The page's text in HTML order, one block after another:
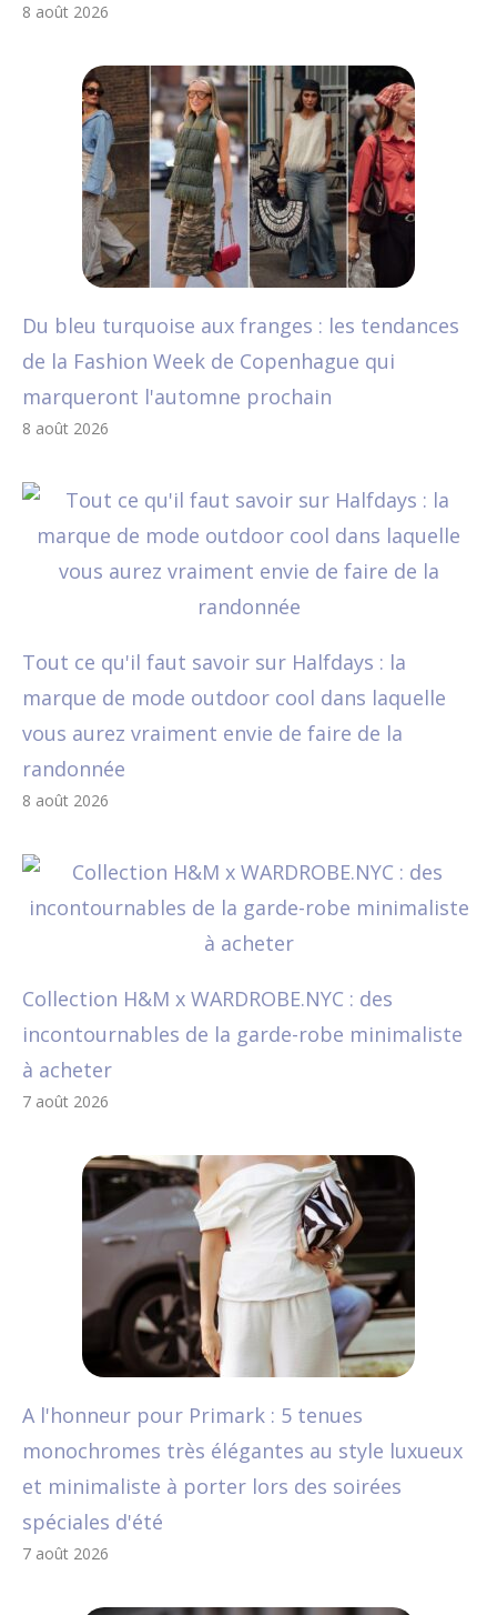
8 août 2026
Du bleu turquoise aux franges : les tendances
de la Fashion Week de Copenhague qui
marqueront l'automne prochain
8 août 2026
Tout ce qu'il faut savoir sur Halfdays : la
marque de mode outdoor cool dans laquelle
vous aurez vraiment envie de faire de la
randonnée
8 août 2026
Collection H&M x WARDROBE.NYC : des
incontournables de la garde-robe minimaliste
à acheter
7 août 2026
A l'honneur pour Primark : 5 tenues
monochromes très élégantes au style luxueux
et minimaliste à porter lors des soirées
spéciales d'été
7 août 2026